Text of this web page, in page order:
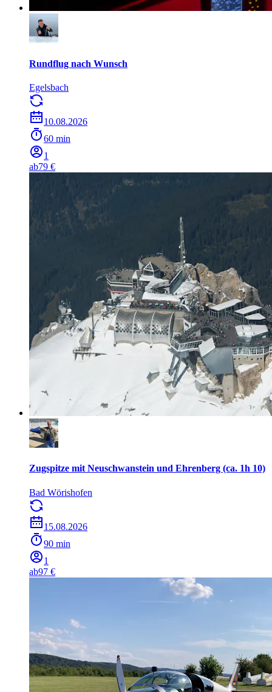
Rundflug nach Wunsch
Egelsbach
10.08.2026
60 min
1
ab79 €
Zugspitze mit Neuschwanstein und Ehrenberg (ca. 1h 10)
Bad Wörishofen
15.08.2026
90 min
1
ab97 €